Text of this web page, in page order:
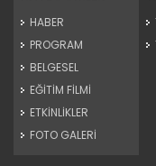
HABER
PROGRAM
BELGESEL
EĞİTİM FİLMİ
ETKİNLİKLER
FOTO GALERİ